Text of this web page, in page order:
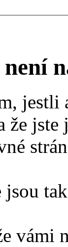
jestli
že jste
vámi